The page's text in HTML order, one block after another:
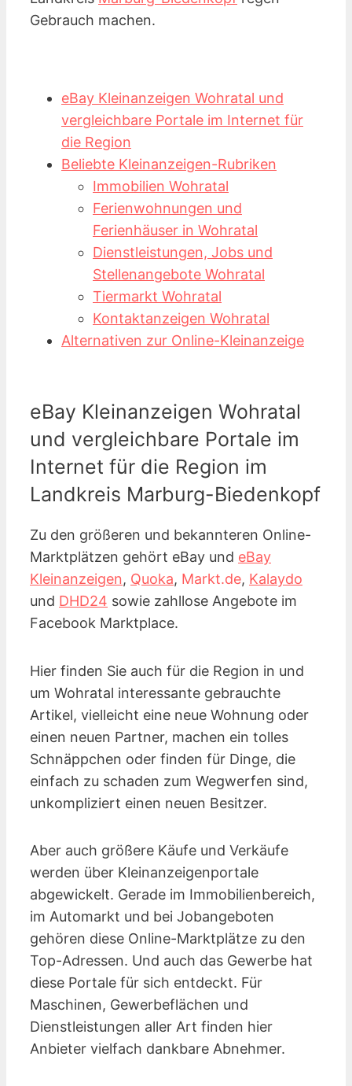
Gebrauch machen.
eBay Kleinanzeigen Wohratal und
vergleichbare Portale im Internet für
die Region
Beliebte Kleinanzeigen-Rubriken
Immobilien Wohratal
Ferienwohnungen und
Ferienhäuser in Wohratal
Dienstleistungen, Jobs und
Stellenangebote Wohratal
Tiermarkt Wohratal
Kontaktanzeigen Wohratal
Alternativen zur Online-Kleinanzeige
eBay Kleinanzeigen Wohratal
und vergleichbare Portale im
Internet für die Region im
Landkreis Marburg-Biedenkopf
Zu den größeren und bekannteren Online-
Marktplätzen gehört eBay und eBay
Kleinanzeigen, Quoka, Markt.de, Kalaydo
und DHD24 sowie zahllose Angebote im
Facebook Marktplace.
Hier finden Sie auch für die Region in und
um Wohratal interessante gebrauchte
Artikel, vielleicht eine neue Wohnung oder
einen neuen Partner, machen ein tolles
Schnäppchen oder finden für Dinge, die
einfach zu schaden zum Wegwerfen sind,
unkompliziert einen neuen Besitzer.
Aber auch größere Käufe und Verkäufe
werden über Kleinanzeigen­portale
abgewickelt. Gerade im Immobilienbereich,
im Automarkt und bei Jobangeboten
gehören diese Online-Marktplätze zu den
Top-Adressen. Und auch das Gewerbe hat
diese Portale für sich entdeckt. Für
Maschinen, Gewerbeflächen und
Dienstleistungen aller Art finden hier
Anbieter vielfach dankbare Abnehmer.